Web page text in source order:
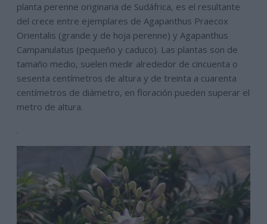
planta perenne originaria de Sudáfrica, es el resultante
del crece entre ejemplares de Agapanthus Praecox
Orientalis (grande y de hoja perenne) y Agapanthus
Campanulatus (pequeño y caduco). Las plantas son de
tamaño medio, suelen medir alrededor de cincuenta o
sesenta centímetros de altura y de treinta a cuarenta
centímetros de diámetro, en floración pueden superar el
metro de altura.
.